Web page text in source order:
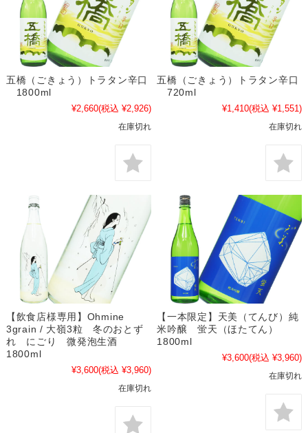
五橋（ごきょう）トラタン辛口
1800ml
¥2,660(税込 ¥2,926)
在庫切れ
五橋（ごきょう）トラタン辛口
720ml
¥1,410(税込 ¥1,551)
在庫切れ
【飲食店様専用】Ohmine
3grain / 大嶺3粒 冬のおとず
れ にごり 微発泡生酒
1800ml
¥3,600(税込 ¥3,960)
在庫切れ
【一本限定】天美（てんび）純
米吟醸 蛍天（ほたてん）
1800ml
¥3,600(税込 ¥3,960)
在庫切れ